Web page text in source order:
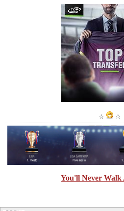
☆ ☆
You'll Never Walk